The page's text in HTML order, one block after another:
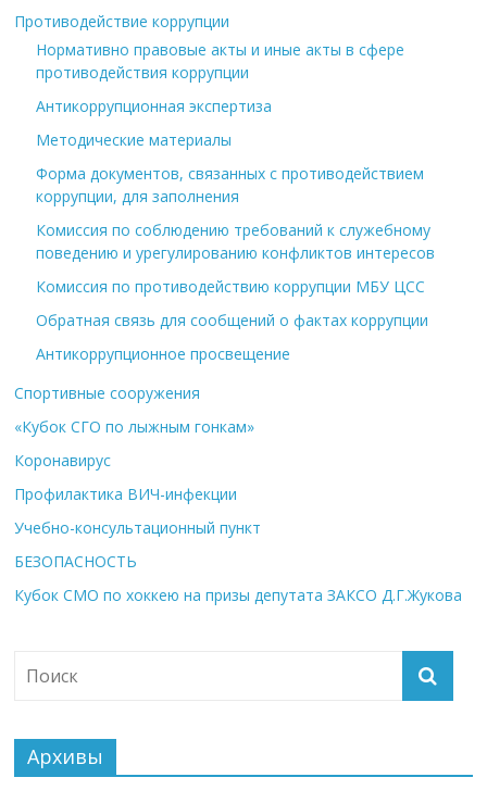
Противодействие коррупции
Нормативно правовые акты и иные акты в сфере
противодействия коррупции
Антикоррупционная экспертиза
Методические материалы
Форма документов, связанных с противодействием
коррупции, для заполнения
Комиссия по соблюдению требований к служебному
поведению и урегулированию конфликтов интересов
Комиссия по противодействию коррупции МБУ ЦСС
Обратная связь для сообщений о фактах коррупции
Антикоррупционное просвещение
Спортивные сооружения
«Кубок СГО по лыжным гонкам»
Коронавирус
Профилактика ВИЧ-инфекции
Учебно-консультационный пункт
БЕЗОПАСНОСТЬ
Кубок СМО по хоккею на призы депутата ЗАКСО Д.Г.Жукова
Архивы